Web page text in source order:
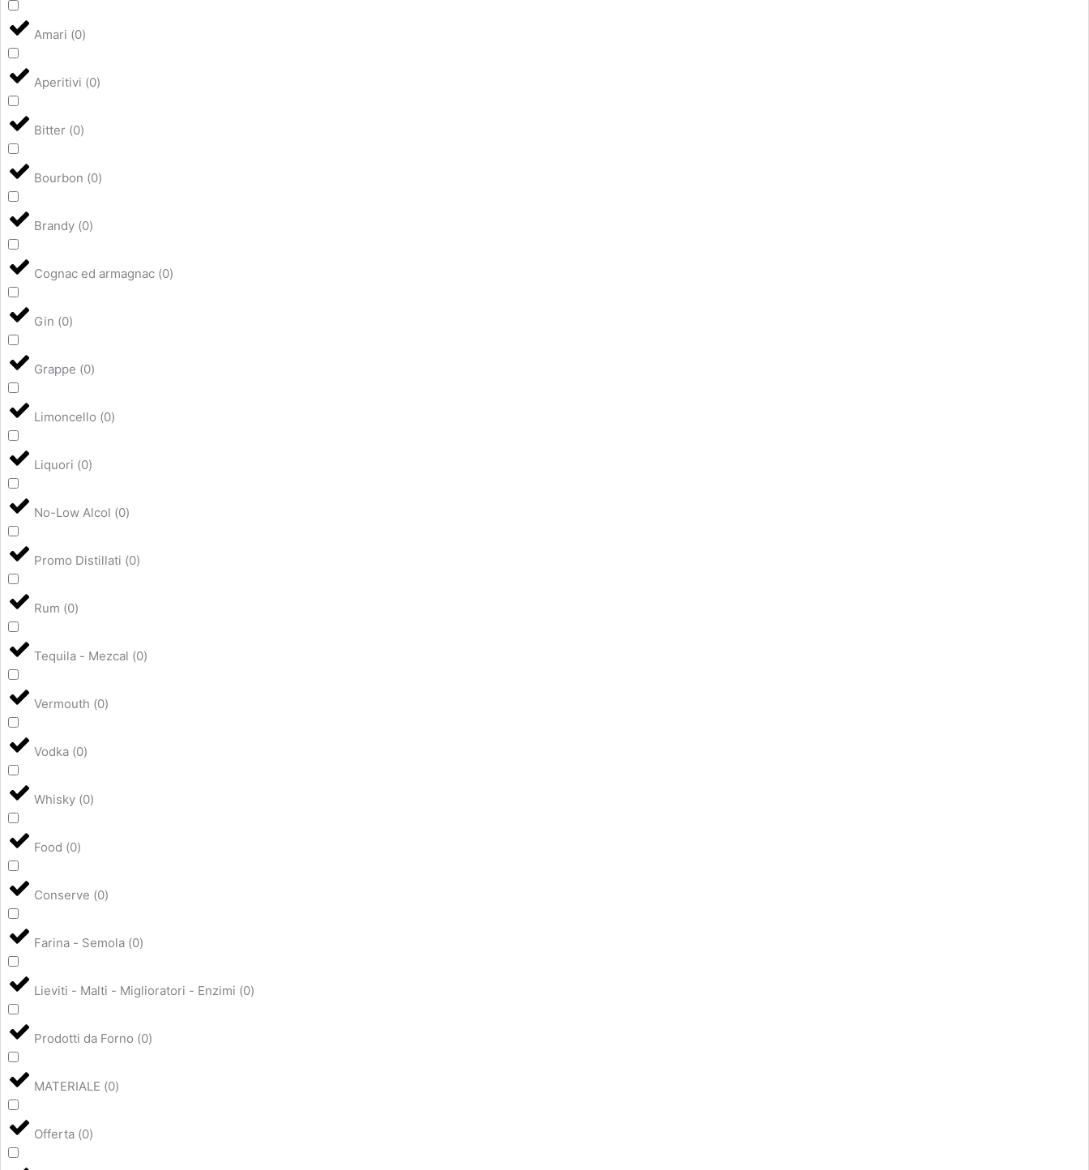
Amari (0)
Aperitivi (0)
Bitter (0)
Bourbon (0)
Brandy (0)
Cognac ed armagnac (0)
Gin (0)
Grappe (0)
Limoncello (0)
Liquori (0)
No-Low Alcol (0)
Promo Distillati (0)
Rum (0)
Tequila - Mezcal (0)
Vermouth (0)
Vodka (0)
Whisky (0)
Food (0)
Conserve (0)
Farina - Semola (0)
Lieviti - Malti - Miglioratori - Enzimi (0)
Prodotti da Forno (0)
MATERIALE (0)
Offerta (0)